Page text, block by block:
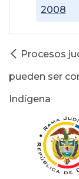
2008
Procesos
pueden ser
Indígena